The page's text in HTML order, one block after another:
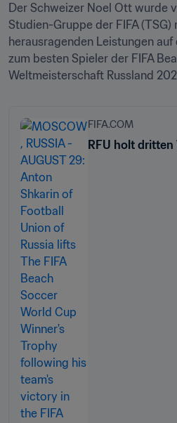
Der Schweizer Noel Ott wurde
Studien-Gruppe der FIFA (TSG)
herausragenden Leistungen
zum besten Spieler der FIFA
Weltmeisterschaft Russland
FIFA.COM
RFU holt dritten